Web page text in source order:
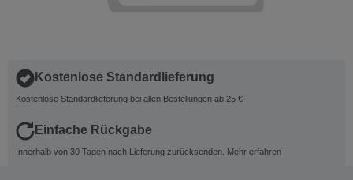
Kostenlose Standardlieferung
Kostenlose Standardlieferung bei allen Bestellungen ab 25 €
Einfache Rückgabe
Innerhalb von 30 Tagen nach Lieferung zurücksenden. Mehr erfahren